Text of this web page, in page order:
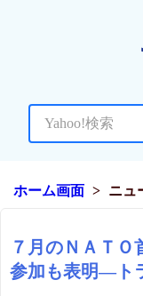
ホーム画面 ニュ
７月のＮＡＴＯ
参加も表明―ト